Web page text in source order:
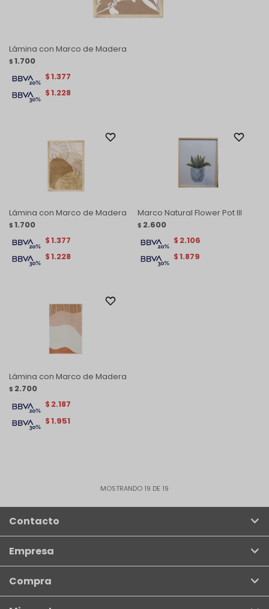
Lámina con Marco de Madera
$ 1.700
$1.228
$1.377
Lámina con Marco de Madera
$ 1.700
$1.228
$1.377
Marco Natural Flower Pot lll
$ 2.600
$1.879
$ 2.106
Lámina con Marco de Madera
$ 2.700
$1.951
$ 2.187
MOSTRANDO 19 DE 19
Contacto
Empresa
Compra